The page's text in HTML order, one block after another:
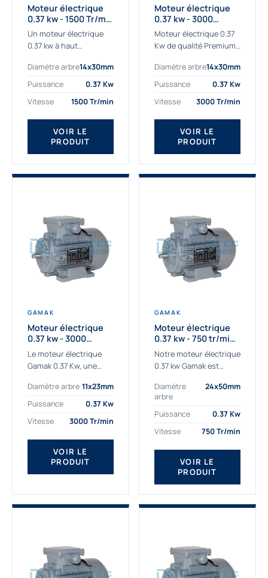
Moteur électrique
0.37 kw - 1500 Tr/min
- 230/400V - IE2
Un moteur électrique
0.37 kw à haut
applications les plus
exigeantes.
kw de référence
AGM2EL 71 M 4b...
Diamètre arbre14x30mm
Puissance
0.37 Kw
Vitesse
1500 Tr/min
VOIR LE
PRODUIT
Moteur électrique
0.37 kw - 3000
Tr/min - 230/400V -
IE2
Moteur électrique 0.37
Kw de qualité Premium,
application. Notre
gamme de moteurs
exclusivement
fabriquée...
Diamètre arbre14x30mm
Puissance
0.37 Kw
Vitesse
3000 Tr/min
VOIR LE
PRODUIT
GAMAK
Moteur électrique
0.37 kw - 3000
Tr/min - 230/400v -
Taille 63 - IE2
Le moteur électrique
Gamak 0.37 Kw, une
adaptée à tous types
de machines. Le
triphasé 0.37Kw Gamak
à...
Diamètre arbre 11x23mm
Puissance
0.37 Kw
Vitesse
3000 Tr/min
VOIR LE
PRODUIT
GAMAK
Moteur électrique
0.37 kw - 750 tr/min -
230/400V - IE2
Notre moteur électrique
0.37 kw Gamak est
aux applications
sévères. Nous
déterminons,
fournissons
des moteurs
asynchrones depuis de
nombreuses années....
Diamètre
arbre
24x50mm
Puissance
0.37 Kw
Vitesse
750 Tr/min
VOIR LE
PRODUIT